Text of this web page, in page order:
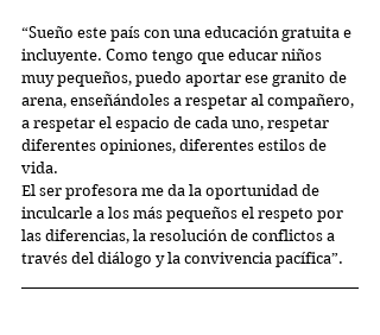
“Sueño este país con una educación gratuita e
incluyente. Como tengo que educar niños
muy pequeños, puedo aportar ese granito de
arena, enseñándoles a respetar al compañero,
a respetar el espacio de cada uno, respetar
diferentes opiniones, diferentes estilos de
vida.
El ser profesora me da la oportunidad de
inculcarle a los más pequeños el respeto por
las diferencias, la resolución de conflictos a
través del diálogo y la convivencia pacífica”.